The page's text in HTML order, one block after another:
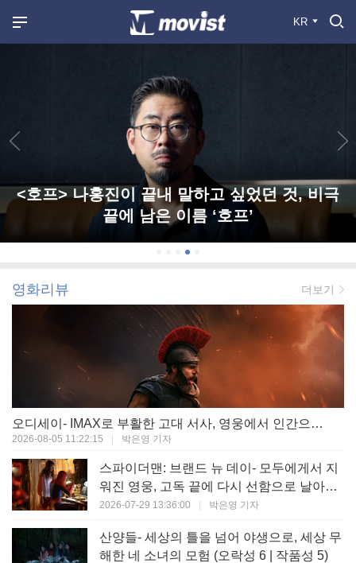
KR
<호프> 나홍진이 끝내 말하고 싶었던 것, 비극
끝에 남은 이름 ‘호프’
영화리뷰 더보기
오디세이- IMAX로 부활한 고대 서사, 영웅에서 인간으로의 귀환 (오락성 9 | 작품성 9)
2026-08-05 11:22:15 박은영 기자
스파이더맨: 브랜드 뉴 데이- 모두에게서 지
워진 영웅, 고독 끝에 다시 선함으로 날아오
르다 (오락성 8 | 작품성 8)
2026-07-29 13:36:00 박은영 기자
산양들- 세상의 틀을 넘어 야생으로, 세상 무
해한 네 소녀의 모험 (오락성 6 | 작품성 5)